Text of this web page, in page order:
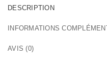
DESCRIPTION
INFORMATIONS
AVIS (0)